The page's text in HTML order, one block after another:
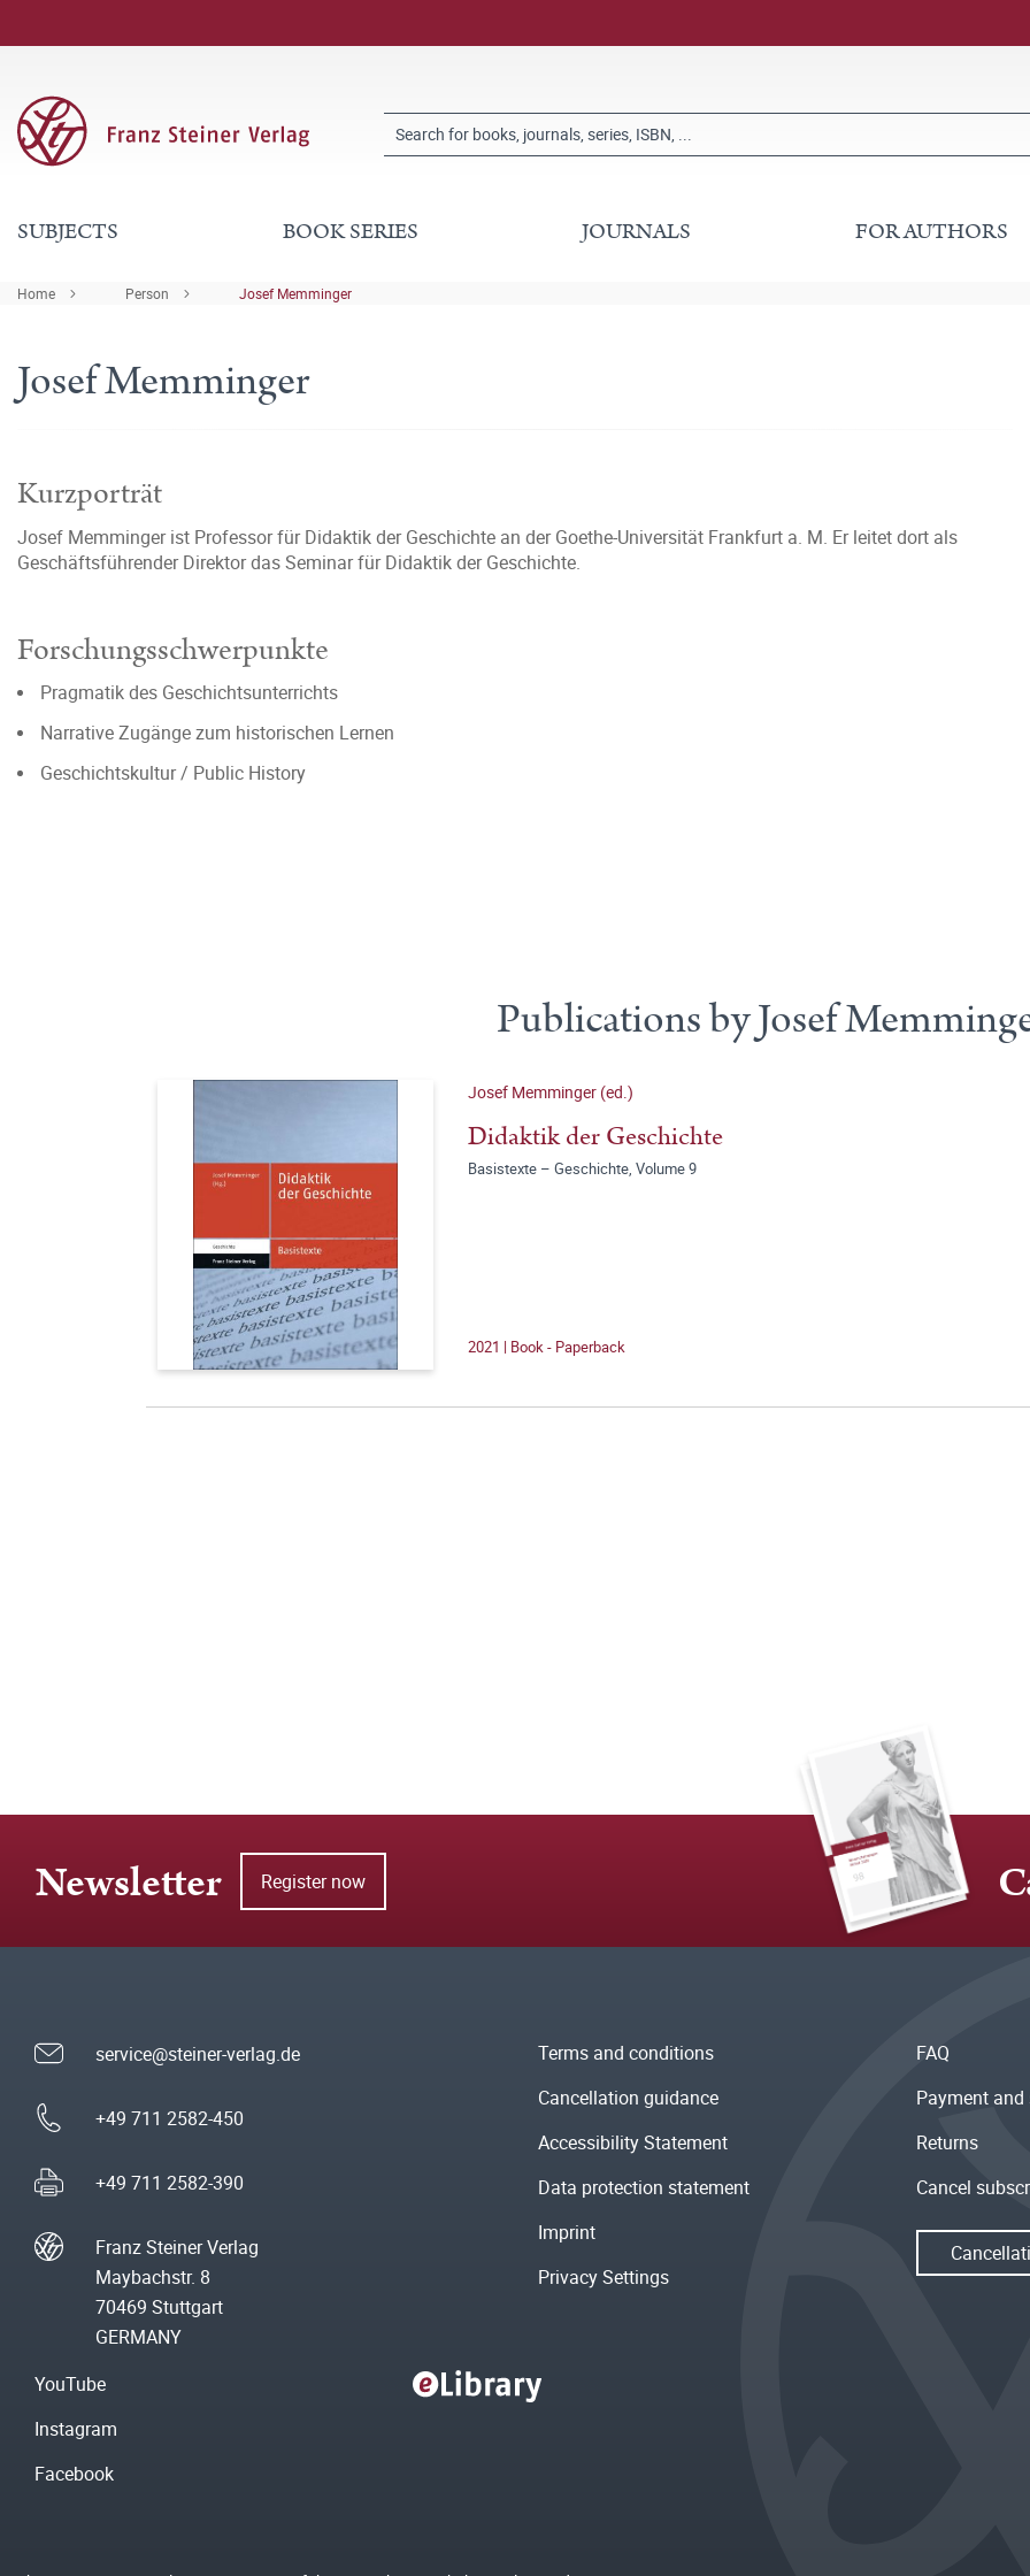
SUBJECTS BOOK SERIES JOURNALS FOR AUTHORS
Home Person Josef Memminger
Josef Memminger
Kurzporträt
Josef Memminger ist Professor für Didaktik der Geschichte an der Goethe-Universität Frankfurt a. M. Er leitet dort als
Geschäftsführender Direktor das Seminar für Didaktik der Geschichte.
Forschungsschwerpunkte
Pragmatik des Geschichtsunterrichts
Narrative Zugänge zum historischen Lernen
Geschichtskultur / Public History
Publications by Josef
Josef Memminger (ed.)
Didaktik der Geschichte
Basistexte – Geschichte, Volume 9
2021 | Book - Paperback
Newsletter Register now
service@steiner-verlag.de
+49 711 2582-450
+49 711 2582-390
Franz Steiner Verlag
Maybachstr. 8
70469 Stuttgart
GERMANY
Terms and conditions
Cancellation guidance
Accessibility Statement
Data protection statement
Imprint
Privacy Settings
FAQ
Payment
Returns
Cancel
YouTube
Instagram
Facebook